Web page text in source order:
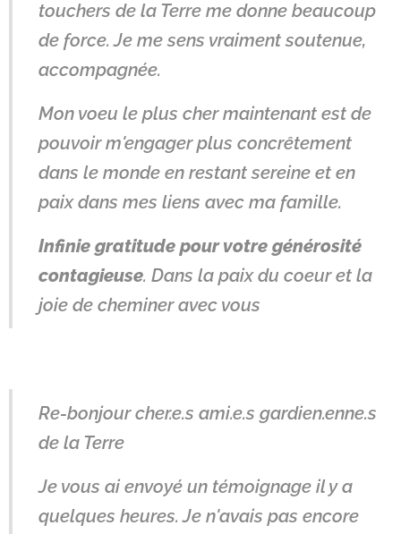
touchers de la Terre me donne beaucoup
de force. Je me sens vraiment soutenue,
accompagnée.
Mon voeu le plus cher maintenant est de
pouvoir m'engager plus concrêtement
dans le monde en restant sereine et en
paix dans mes liens avec ma famille.
Infinie gratitude pour votre générosité
contagieuse. Dans la paix du coeur et la
joie de cheminer avec vous
Re-bonjour cher.e.s ami.e.s gardien.enne.s
de la Terre
Je vous ai envoyé un témoignage il y a
quelques heures. Je n'avais pas encore